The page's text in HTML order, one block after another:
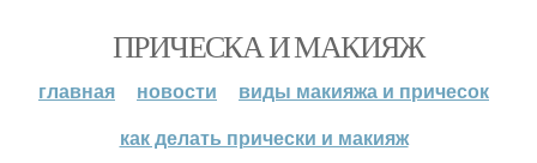
ПРИЧЕСКА И МАКИЯЖ
главная новости
виды макияжа и причесок
как делать прически и макияж